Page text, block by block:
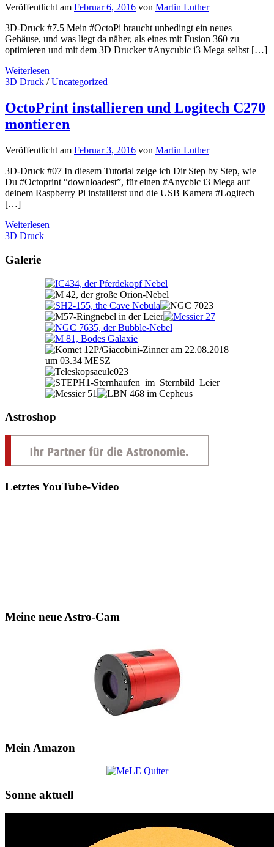
Veröffentlicht am Februar 6, 2016 von Martin Luther
3D-Druck #7.5 Mein #OctoPi braucht unbedingt ein neues
Gehäuse, und was liegt da näher, als eines mit Fusion 360 zu
optimieren und mit dem 3D Drucker #Anycubic i3 Mega selbst […]
Weiterlesen
3D Druck /Uncategorized
OctoPrint installieren und Logitech C270
montieren
Veröffentlicht am Februar 3, 2016 von Martin Luther
3D-Druck #07 In diesem Tutorial zeige ich Dir Step by Step, wie
Du #Octoprint “downloadest”, für einen #Anycbic i3 Mega auf
deinem Raspberry Pi installierst und die USB Kamera #Logitech
[…]
Weiterlesen
3D Druck
Galerie
Astroshop
Letztes YouTube-Video
Meine neue Astro-Cam
Mein Amazon
Sonne aktuell